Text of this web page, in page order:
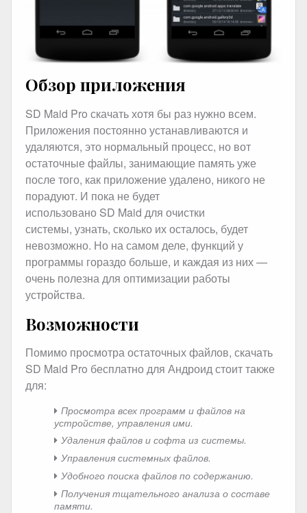
Обзор приложения
SD Maid Pro скачать хотя бы раз нужно всем.
Приложения постоянно устанавливаются и
удаляются, это нормальный процесс, но вот
остаточные файлы, занимающие память уже
после того, как приложение удалено, никого не
порадуют. И пока не будет
использовано SD Maid для очистки
системы, узнать, сколько их осталось, будет
невозможно. Но на самом деле, функций у
программы гораздо больше, и каждая из них —
очень полезна для оптимизации работы
устройства.
Возможности
Помимо просмотра остаточных файлов, скачать
SD Maid Pro бесплатно для Андроид стоит также
для:
Просмотра всех программ и файлов на
устройстве, управления ими.
Удаления файлов и софта из системы.
Управления системных файлов.
Удобного поиска файлов по содержанию.
Получения тщательного анализа о составе
памяти.